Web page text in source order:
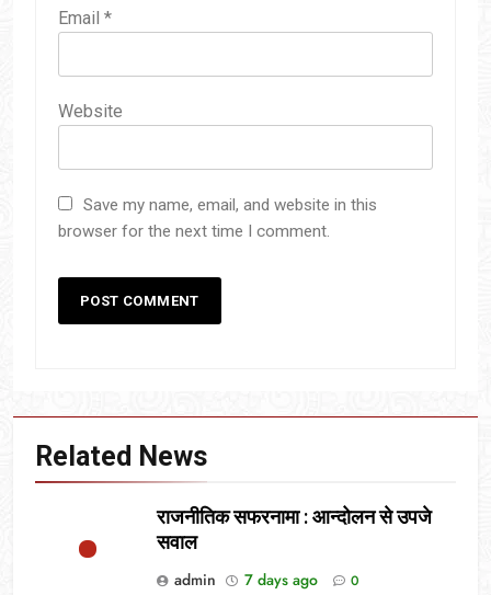
Email *
Website
Save my name, email, and website in this
browser for the next time I comment.
Related News
राजनीतिक सफरनामा : आन्दोलन से उपजे
सवाल
admin
7 days ago 0